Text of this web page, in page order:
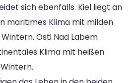
sich ebenfalls. Kiel liegt an
maritimes Klima mit milden
Osti Nad Labem
Klima mit heißen